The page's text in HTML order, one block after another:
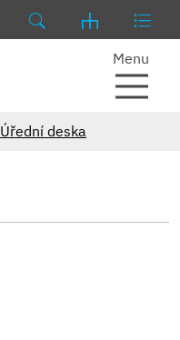
Menu
Úřední deska